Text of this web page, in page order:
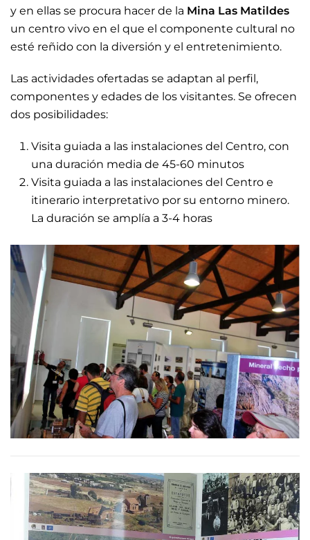
y en ellas se procura hacer de la Mina Las Matildes
un centro vivo en el que el componente cultural no
esté reñido con la diversión y el entretenimiento.
Las actividades ofertadas se adaptan al perfil,
componentes y edades de los visitantes. Se ofrecen
dos posibilidades:
Visita guiada a las instalaciones del Centro, con
una duración media de 45-60 minutos
Visita guiada a las instalaciones del Centro e
itinerario interpretativo por su entorno minero.
La duración se amplía a 3-4 horas